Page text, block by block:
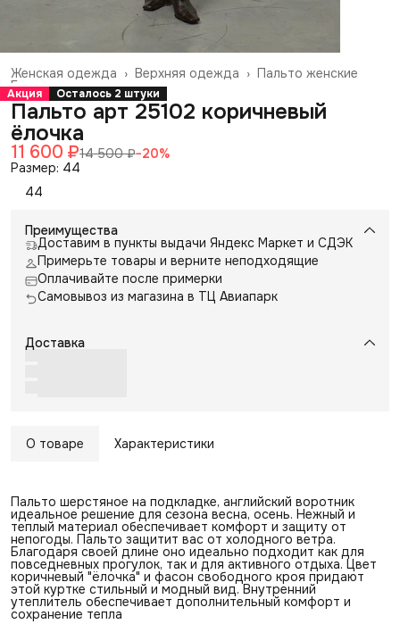
Пальто женские
Верхняя одежда ›
Женская одежда ›
Главная ›
Акция Осталось 2 штуки
Пальто арт 25102 коричневый
ёлочка
11 600 ₽14 500 ₽−20%
Размер: 44
44
Преимущества
Доставим в пункты выдачи Яндекс Маркет и СДЭК
Примерьте товары и верните неподходящие
Оплачивайте после примерки
Самовывоз из магазина в ТЦ Авиапарк
Доставка
О товаре Характеристики
Пальто шерстяное на подкладке, английский воротник
идеальное решение для сезона весна, осень. Нежный и
теплый материал обеспечивает комфорт и защиту от
непогоды. Пальто защитит вас от холодного ветра.
Благодаря своей длине оно идеально подходит как для
повседневных прогулок, так и для активного отдыха. Цвет
коричневый "ёлочка" и фасон свободного кроя придают
этой куртке стильный и модный вид. Внутренний
утеплитель обеспечивает дополнительный комфорт и
сохранение тепла